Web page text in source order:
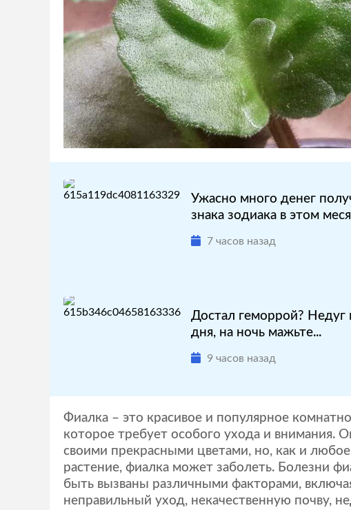
Ужасно много денег
знака зодиака в этом
7 часов назад
Достал геморрой? Недуг
дня, на ночь мажьте...
9 часов назад
Фиалка – это красивое и популярное
которое требует особого ухода и внимания.
своими прекрасными цветами, но, как и
растение, фиалка может заболеть. Болезни
быть вызваны различными факторами,
неправильный уход, некачественную почву,